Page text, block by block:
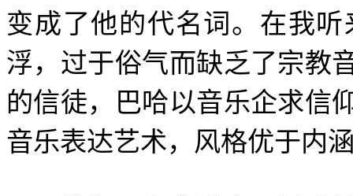
变成了他的代名词。在我
浮，过于俗气而缺乏了宗教
的信徒，巴哈以音乐企求信
音乐表达艺术，风格优于内